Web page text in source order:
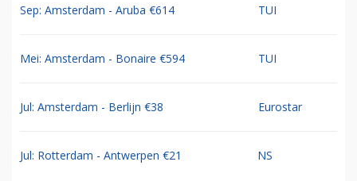
Sep: Amsterdam - Aruba €614 TUI
Mei: Amsterdam - Bonaire €594 TUI
Jul: Amsterdam - Berlijn €38 Eurostar
Jul: Rotterdam - Antwerpen €21 NS